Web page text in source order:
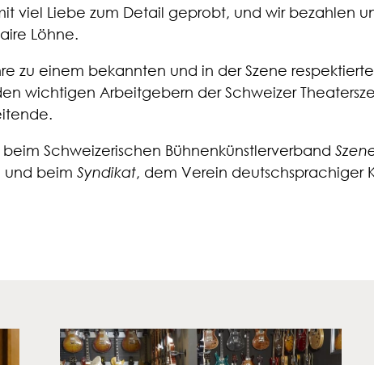
viel Liebe zum Detail geprobt, und wir bezahlen
Löhne.
zu einem bekannten und in der Szene
wichtigen Arbeitgebern der Schweizer
Schweizerischen Bühnenkünstlerverband
und beim Syndikat, dem Verein deutschsprachiger